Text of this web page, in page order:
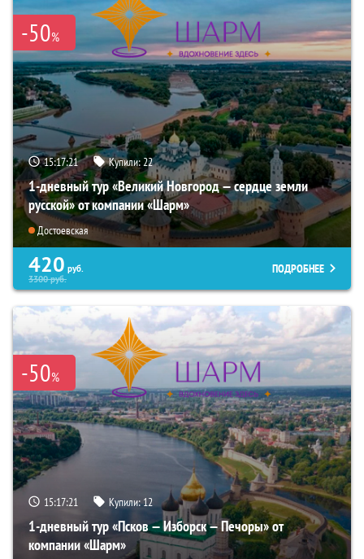
-50%
15:17:20 Купили:22
1-дневный тур «Великий Новгород — сердце земли
русской» от компании «Шарм»
Достоевская
420 руб.
3300руб.
ПОДРОБНЕЕ
-50%
15:17:20 Купили:12
1-дневный тур «Псков — Изборск — Печоры» от
компании «Шарм»